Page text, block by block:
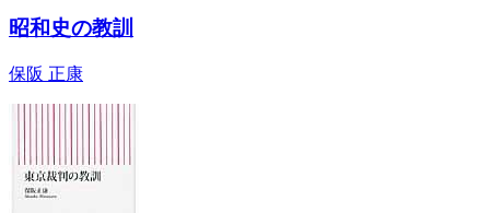
昭和史の教訓
保阪 正康